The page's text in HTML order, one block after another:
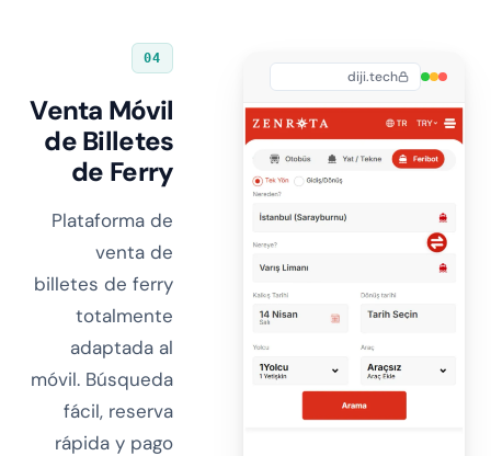
diji.tech
04
Venta Móvil
de Billetes
de Ferry
Plataforma de
venta de
billetes de ferry
totalmente
adaptada al
móvil. Búsqueda
fácil, reserva
rápida y pago